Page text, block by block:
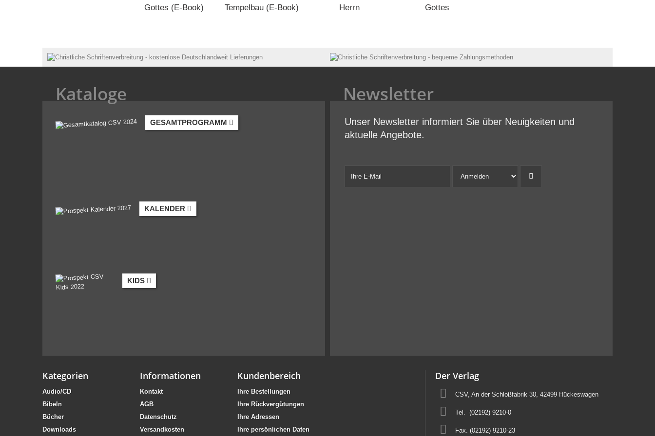
Gottes (E-Book)
Tempelbau (E-Book)
Herrn
Gottes
Kataloge
GESAMTPROGRAMM
KALENDER
KIDS
Newsletter
Unser Newsletter informiert Sie über Neuigkeiten und
aktuelle Angebote.
Kategorien
Audio/CD
Bibeln
Bücher
Downloads
Informationen
Kontakt
AGB
Datenschutz
Versandkosten
Kundenbereich
Ihre Bestellungen
Ihre Rückvergütungen
Ihre Adressen
Ihre persönlichen Daten
Der Verlag
CSV, An der Schloßfabrik 30, 42499 Hückeswagen
Tel. (02192) 9210-0
Fax. (02192) 9210-23